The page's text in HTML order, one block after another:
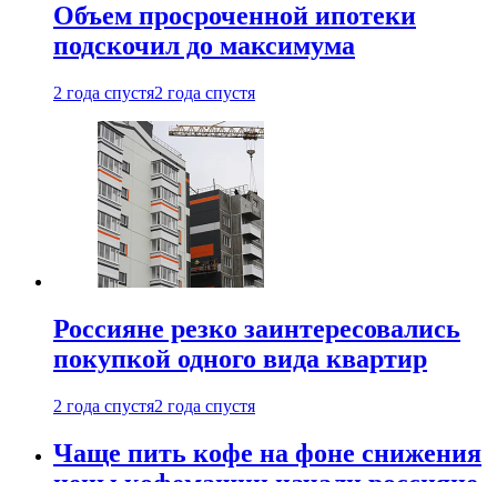
Объем просроченной ипотеки
подскочил до максимума
2 года спустя2 года спустя
Россияне резко заинтересовались
покупкой одного вида квартир
2 года спустя2 года спустя
Чаще пить кофе на фоне снижения